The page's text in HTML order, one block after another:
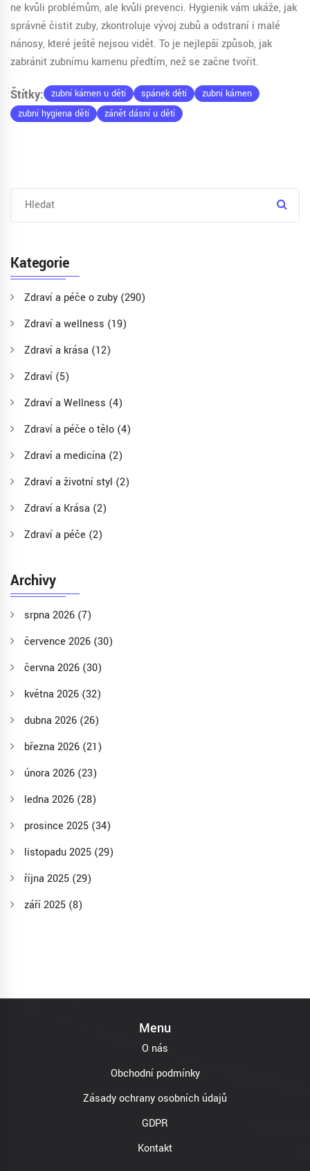
ne kvůli problémům, ale kvůli prevenci. Hygienik vám ukáže, jak
správně čistit zuby, zkontroluje vývoj zubů a odstraní i malé
nánosy, které ještě nejsou vidět. To je nejlepší způsob, jak
zabránit zubnímu kamenu předtím, než se začne tvořit.
Štítky: zubní kámen u dětí spánek dětí
zubní kámen
zubní hygiena dětí
zánět dásní u dětí
Kategorie
Zdraví a péče o zuby (290)
Zdraví a wellness (19)
Zdraví a krása (12)
Zdraví (5)
Zdraví a Wellness (4)
Zdraví a péče o tělo (4)
Zdraví a medicína (2)
Zdraví a životní styl (2)
Zdraví a Krása (2)
Zdraví a péče (2)
Archivy
srpna 2026 (7)
července 2026 (30)
června 2026 (30)
května 2026 (32)
dubna 2026 (26)
března 2026 (21)
února 2026 (23)
ledna 2026 (28)
prosince 2025 (34)
listopadu 2025 (29)
října 2025 (29)
září 2025 (8)
Menu
O nás
Obchodní podmínky
Zásady ochrany osobních údajů
GDPR
Kontakt